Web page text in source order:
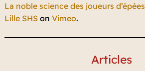
La noble science des joueurs d’épées
Lille SHS on Vimeo.
Articles